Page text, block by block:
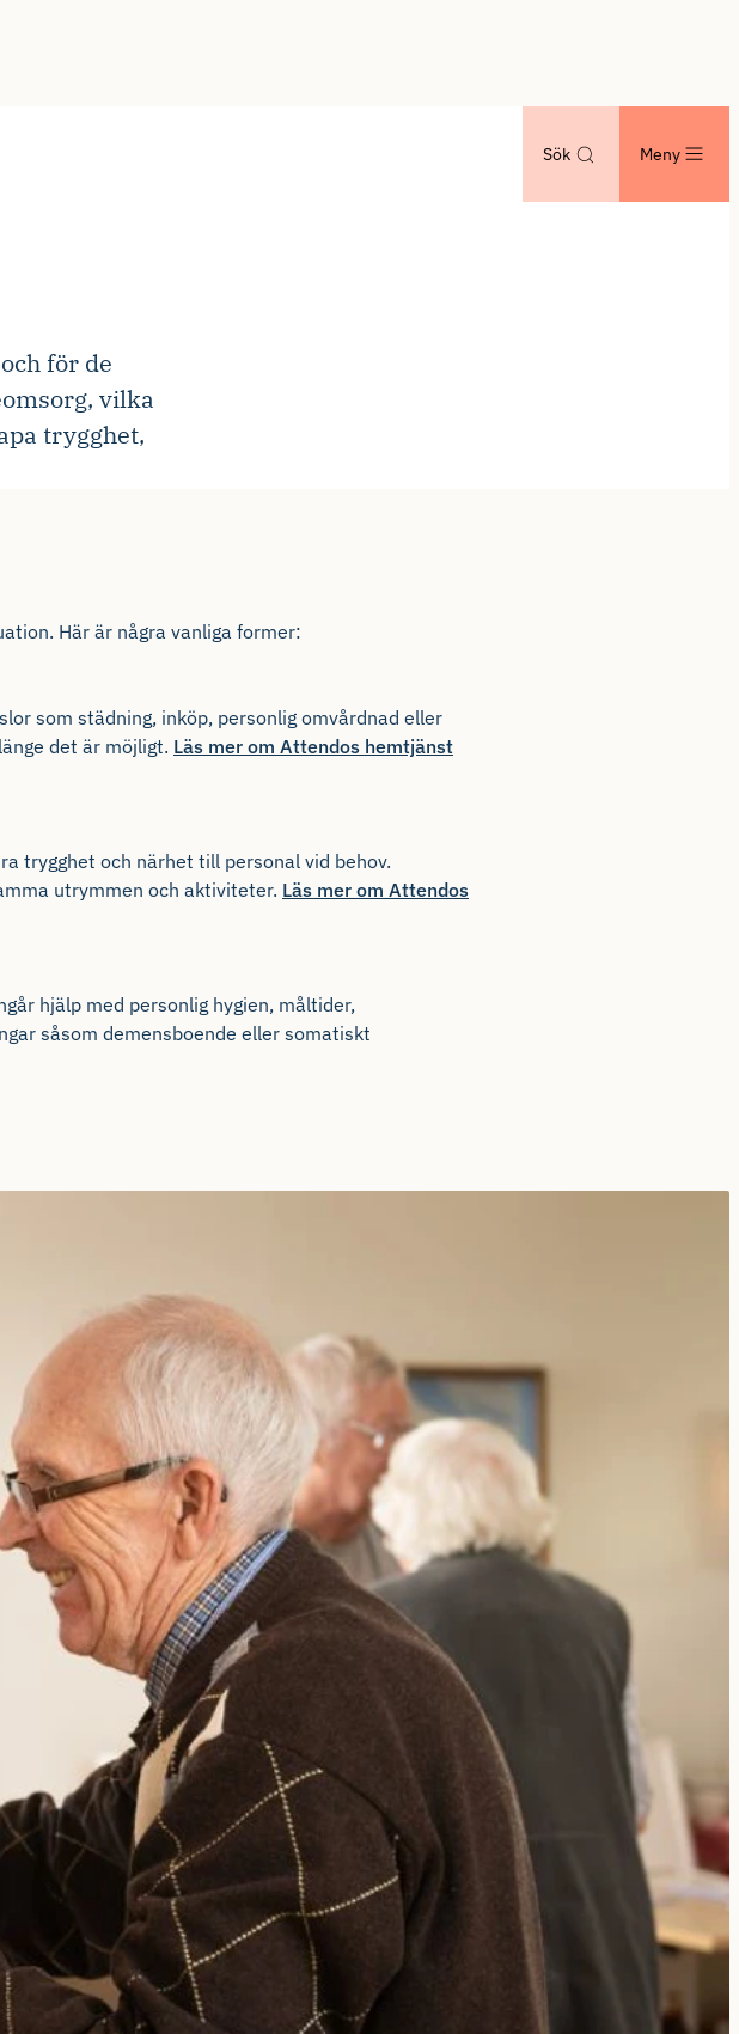
Sök Meny
för de
vilka
trygghet,
Här är några vanliga former:
som städning, inköp, personlig omvårdnad eller
det är möjligt. Läs mer om Attendos hemtjänst
trygghet och närhet till personal vid behov.
utrymmen och aktiviteter. Läs mer om Attendos
hjälp med personlig hygien, måltider,
såsom demensboende eller somatiskt